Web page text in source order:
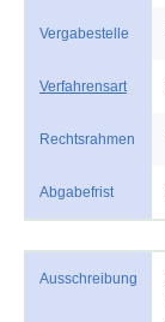
Vergabestelle
Verfahrensart
Rechtsrahmen
Abgabefrist
Ausschreibung